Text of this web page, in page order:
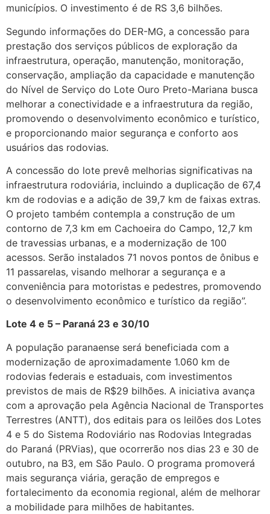
municípios. O investimento é de RS 3,6 bilhões.
Segundo informações do DER-MG, a concessão para
prestação dos serviços públicos de exploração da
infraestrutura, operação, manutenção, monitoração,
conservação, ampliação da capacidade e manutenção
do Nível de Serviço do Lote Ouro Preto-Mariana busca
melhorar a conectividade e a infraestrutura da região,
promovendo o desenvolvimento econômico e turístico,
e proporcionando maior segurança e conforto aos
usuários das rodovias.
A concessão do lote prevê melhorias significativas na
infraestrutura rodoviária, incluindo a duplicação de 67,4
km de rodovias e a adição de 39,7 km de faixas extras.
O projeto também contempla a construção de um
contorno de 7,3 km em Cachoeira do Campo, 12,7 km
de travessias urbanas, e a modernização de 100
acessos. Serão instalados 71 novos pontos de ônibus e
11 passarelas, visando melhorar a segurança e a
conveniência para motoristas e pedestres, promovendo
o desenvolvimento econômico e turístico da região”.
Lote 4 e 5 – Paraná 23 e 30/10
A população paranaense será beneficiada com a
modernização de aproximadamente 1.060 km de
rodovias federais e estaduais, com investimentos
previstos de mais de R$29 bilhões. A iniciativa avança
com a aprovação pela Agência Nacional de Transportes
Terrestres (ANTT), dos editais para os leilões dos Lotes
4 e 5 do Sistema Rodoviário nas Rodovias Integradas
do Paraná (PRVias), que ocorrerão nos dias 23 e 30 de
outubro, na B3, em São Paulo. O programa promoverá
mais segurança viária, geração de empregos e
fortalecimento da economia regional, além de melhorar
a mobilidade para milhões de habitantes.